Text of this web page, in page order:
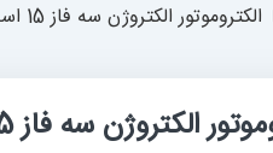
الکتروموتور الکتروژن سه فاز 15 اسب، 11کیلووات، 1500 دور، پوسته آلومینیم